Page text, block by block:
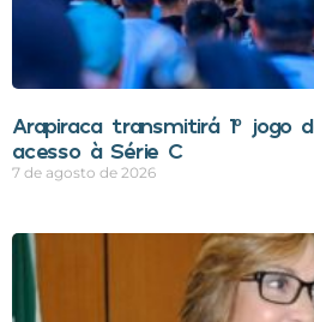
Arapiraca transmitirá 1º jogo
acesso à Série C
7 de agosto de 2026